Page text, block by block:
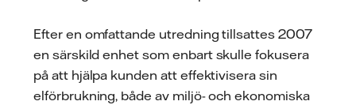
Efter en omfattande utredning tillsattes 2007
en särskild enhet som enbart skulle fokusera
på att hjälpa kunden att effektivisera sin
elförbrukning, både av miljö- och ekonomiska